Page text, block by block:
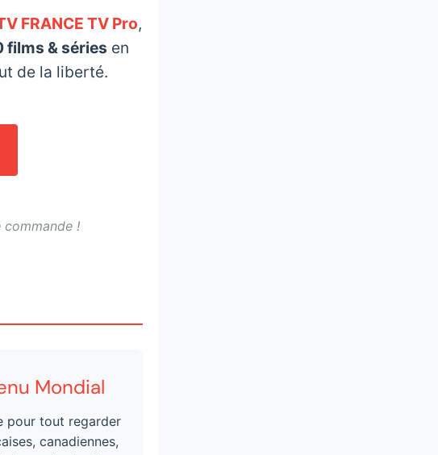
FRANCE TV Pro,
films & séries en
de la liberté.
!
Mondial
pour tout regarder
canadiennes,